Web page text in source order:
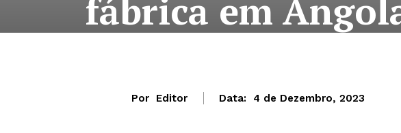
fábrica em
Por Editor Data: 4 de Dezembro, 2023